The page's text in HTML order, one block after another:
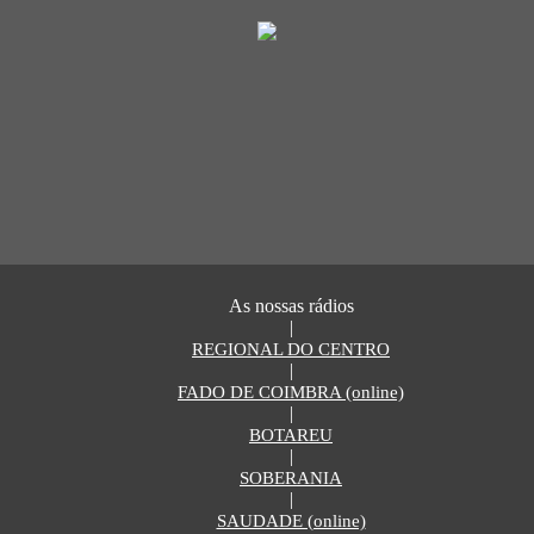
As nossas rádios
|
REGIONAL DO CENTRO
|
FADO DE COIMBRA (online)
|
BOTAREU
|
SOBERANIA
|
SAUDADE (online)